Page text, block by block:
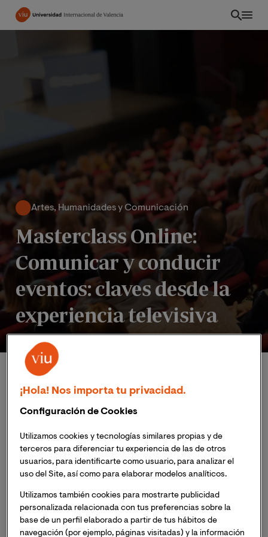
Pasar
Artes, Humanidades y Comunicación
Masterclass Online:
Comunicar y conducir
eventos: claves desde la
experiencia televisiva
Inicio
Publicado: 19/12/2025 Actualizado: 19/12/2025
El29 de enerode 2026, a las 18:30h (hora peninsular
española), 12:30h (hora Ecuador), no te pierdas la
Masterclass Online “Comunicar y conducir eventos:
¡Hola! Nos importa tu privacidad.
Configuración de Cookies
Utilizamos cookies y tecnologías similares propias y de
terceros para diferenciar tu experiencia de las de otros
usuarios, para identificarte como usuario, para analizar el
uso del Site, así como para elaborar modelos analíticos.
Utilizamos también cookies para mostrarte publicidad
personalizada relacionada con tus preferencias sobre la
base de un perfil elaborado a partir de tus hábitos de
navegación (por ejemplo, páginas visitadas) y la información